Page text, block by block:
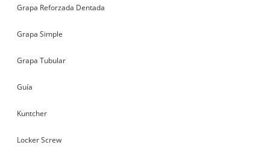
Grapa Reforzada Dentada
Grapa Simple
Grapa Tubular
Guía
Kuntcher
Locker Screw